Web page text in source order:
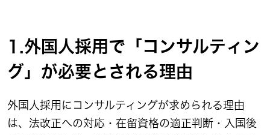
1.外国人採用で「コンサルティン
グ」が必要とされる理由
外国人採用にコンサルティングが求められる理由
は、法改正への対応・在留資格の適正判断・入国後